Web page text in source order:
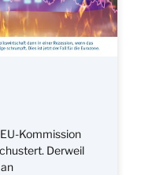
Kommission
Derweil